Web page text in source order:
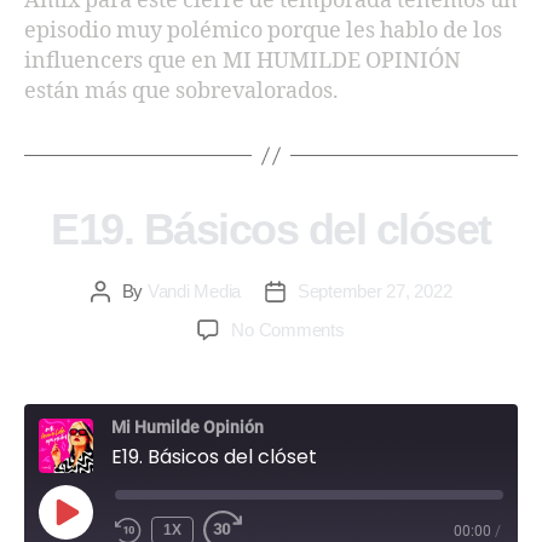
EMBED
episodio muy polémico porque les hablo de los
influencers que en MI HUMILDE OPINIÓN
están más que sobrevalorados.
E19. Básicos del clóset
By Vandi Media
September 27, 2022
No Comments
Mi Humilde Opinión
E19. Básicos del clóset
1X 00:00 /